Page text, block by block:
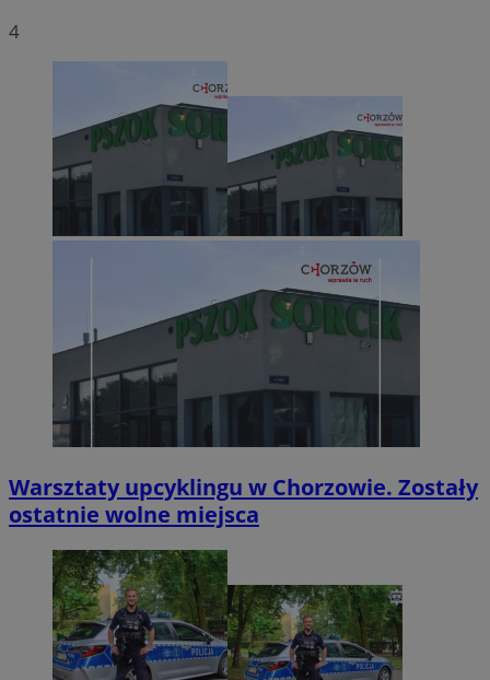
4
Warsztaty upcyklingu w Chorzowie. Zostały
ostatnie wolne miejsca